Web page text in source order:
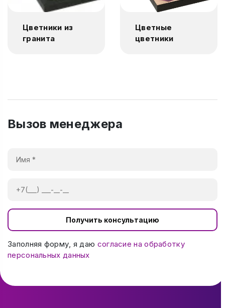
Цветники из
гранита
Цветные
цветники
Вызов менеджера
Получить консультацию
Заполняя форму, я даю согласие на обработку
персональных данных